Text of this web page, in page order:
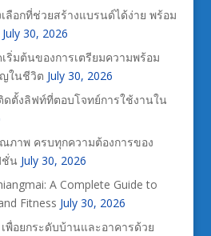
ลือกที่ช่วยสร้างแบรนด์ได้ง่าย พร้อม
July 30, 2026
ริ่มต้นของการเตรียมความพร้อม
ในชีวิต July 30, 2026
ดตั้งลิฟท์ที่ตอบโจทย์การใช้งานใน
ภาพ ครบทุกความต้องการของ
ชั่น July 30, 2026
A Complete Guide to
Fitness July 30, 2026
พื่อยกระดับบ้านและอาคารด้วย